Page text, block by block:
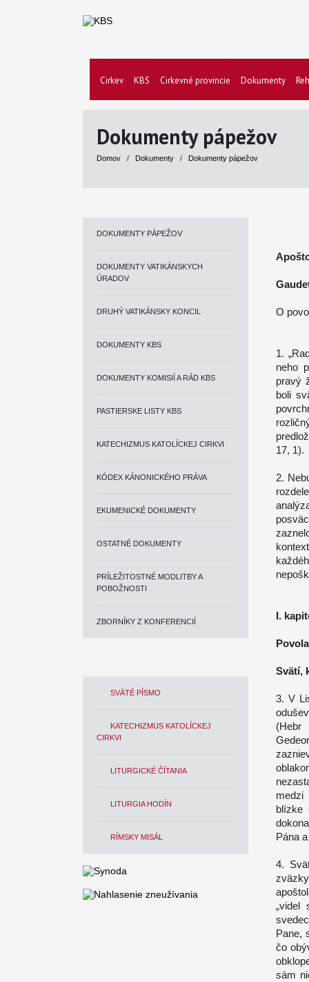
Cirkev KBS Cirkevné provincie Dokumenty
Dokumenty pápežov
Domov / Dokumenty / Dokumenty pápežov
DOKUMENTY PÁPEŽOV
DOKUMENTY VATIKÁNSKYCH
ÚRADOV
DRUHÝ VATIKÁNSKY KONCIL
DOKUMENTY KBS
DOKUMENTY KOMISIÍ A RÁD KBS
PASTIERSKE LISTY KBS
KATECHIZMUS KATOLÍCKEJ CIRKVI
KÓDEX KÁNONICKÉHO PRÁVA
EKUMENICKÉ DOKUMENTY
OSTATNÉ DOKUMENTY
PRÍLEŽITOSTNÉ MODLITBY A
POBOŽNOSTI
ZBORNÍKY Z KONFERENCIÍ
SVÄTÉ PÍSMO
KATECHIZMUS KATOLÍCKEJ
CIRKVI
LITURGICKÉ ČÍTANIA
LITURGIA HODÍN
RÍMSKY MISÁL
O
1.
neho
pravý
boli
17, 1).
2.
I.
Svätí,
3. V
(Hebr
medzi
blízke
Pána
4.
„videl
Pane,
čo
sám